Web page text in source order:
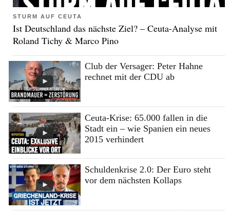
STURM AUF CEUTA
Ist Deutschland das nächste Ziel? – Ceuta-Analyse mit
Roland Tichy & Marco Pino
Club der Versager: Peter Hahne
rechnet mit der CDU ab
Ceuta-Krise: 65.000 fallen in die
Stadt ein – wie Spanien ein neues
2015 verhindert
Schuldenkrise 2.0: Der Euro steht
vor dem nächsten Kollaps